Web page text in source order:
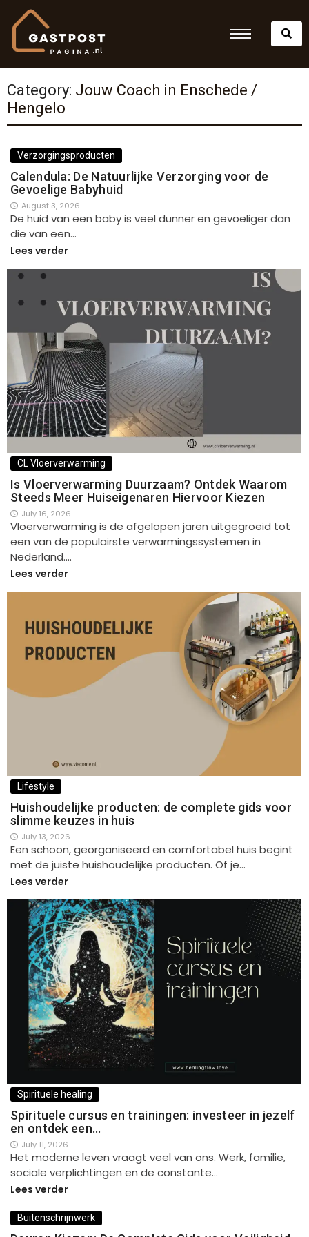
Category: Jouw Coach in Enschede /
Hengelo
Verzorgingsproducten
Calendula: De Natuurlijke Verzorging voor de
Gevoelige Babyhuid
August 3, 2026
De huid van een baby is veel dunner en gevoeliger dan
die van een…
Lees verder
CL Vloerverwarming
Is Vloerverwarming Duurzaam? Ontdek Waarom
Steeds Meer Huiseigenaren Hiervoor Kiezen
July 16, 2026
Vloerverwarming is de afgelopen jaren uitgegroeid tot
een van de populairste verwarmingssystemen in
Nederland.…
Lees verder
Lifestyle
Huishoudelijke producten: de complete gids voor
slimme keuzes in huis
July 13, 2026
Een schoon, georganiseerd en comfortabel huis begint
met de juiste huishoudelijke producten. Of je…
Lees verder
Spirituele healing
Spirituele cursus en trainingen: investeer in jezelf
en ontdek een…
July 11, 2026
Het moderne leven vraagt veel van ons. Werk, familie,
sociale verplichtingen en de constante…
Lees verder
Buitenschrijnwerk